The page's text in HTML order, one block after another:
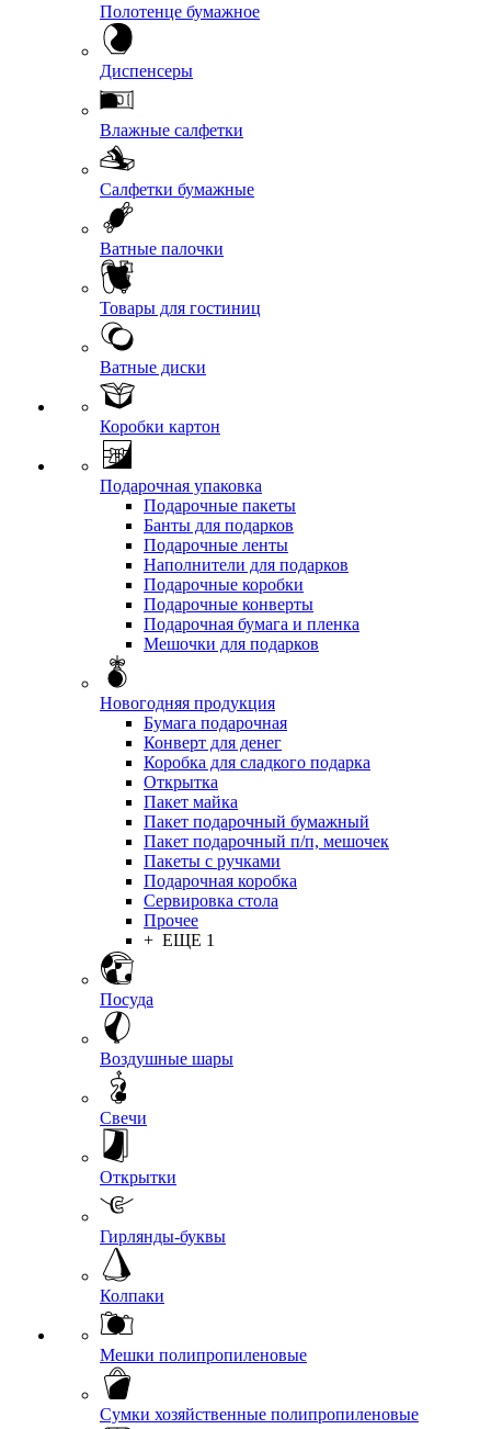
Полотенце бумажное
Диспенсеры
Влажные салфетки
Салфетки бумажные
Ватные палочки
Товары для гостиниц
Ватные диски
Коробки картон
Подарочная упаковка
Подарочные пакеты
Банты для подарков
Подарочные ленты
Наполнители для подарков
Подарочные коробки
Подарочные конверты
Подарочная бумага и пленка
Мешочки для подарков
Новогодняя продукция
Бумага подарочная
Конверт для денег
Коробка для сладкого подарка
Открытка
Пакет майка
Пакет подарочный бумажный
Пакет подарочный п/п, мешочек
Пакеты с ручками
Подарочная коробка
Сервировка стола
Прочее
+ ЕЩЕ 1
Посуда
Воздушные шары
Свечи
Открытки
Гирлянды-буквы
Колпаки
Мешки полипропиленовые
Сумки хозяйственные полипропиленовые